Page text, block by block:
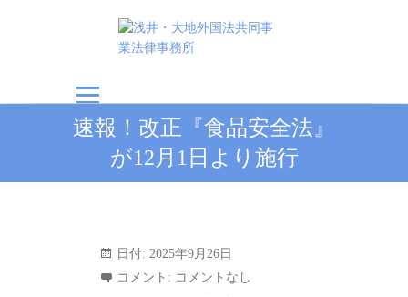
浅井・大地外国法共
同事業法律事務所
速報！改正『食品安全法』
が12月1日より施行
日付: 2025年9月26日
コメント: コメントなし